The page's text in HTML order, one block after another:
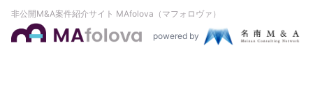
非公開M&A案件紹介サイト MAfolova（マフォロヴァ）
powered by